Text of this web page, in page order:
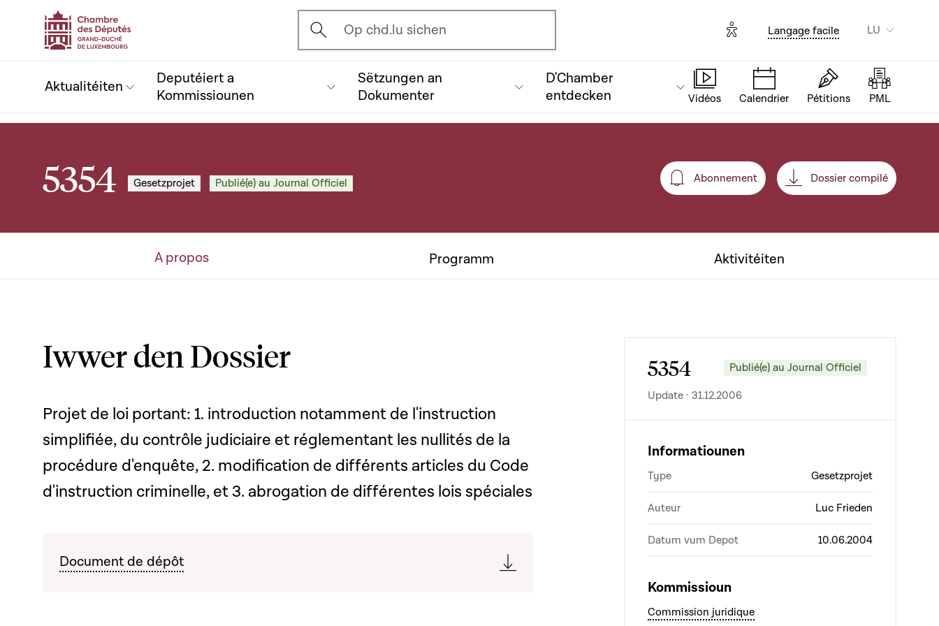
Ouvrir l'écran de recherche
Op chd.lu sichen Options d'accessibilité
Langage facile LU
Aktualitéiten
Deputéiert a
Kommissiounen
Sëtzungen an
Dokumenter
D'Chamber
entdecken
Vidéos Calendrier Pétitions PML
5354 Gesetzprojet Publié(e) au Journal Officiel Abonnement
Abonnement Dossier compilé
A propos Programm Aktivitéiten
Iwwer den Dossier
Projet de loi portant: 1. introduction notamment de l'instruction
simplifiée, du contrôle judiciaire et réglementant les nullités de la
procédure d'enquête, 2. modification de différents articles du Code
d'instruction criminelle, et 3. abrogation de différentes lois spéciales
Document de dépôt
5354 Publié(e) au Journal Officiel
Update · 31.12.2006
Informatiounen
Type Gesetzprojet
Auteur Luc Frieden
Datum vum Depot 10.06.2004
Kommissioun
Commission juridique